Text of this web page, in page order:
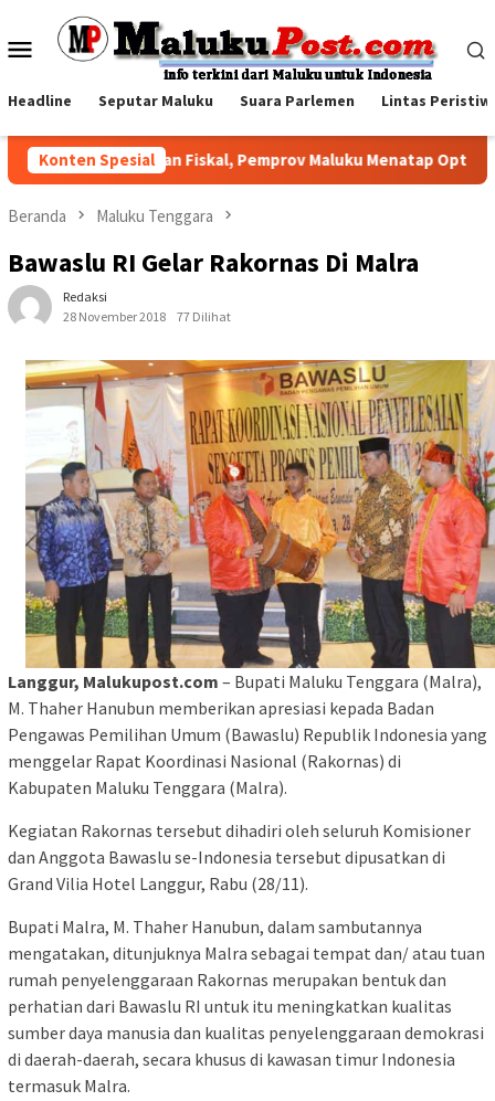
konten
Menu
Headline Seputar Maluku Suara Parlemen Lintas
Konten Spesial
Tekanan Fiskal, Pemprov Maluku Menatap Optimistis
Beranda Maluku Tenggara
Bawaslu RI Gelar Rakornas Di Malra
Redaksi
28 November 2018
77 Dilihat
Langgur, Malukupost.com – Bupati Maluku Tenggara (Malra),
M. Thaher Hanubun memberikan apresiasi kepada Badan
Pengawas Pemilihan Umum (Bawaslu) Republik Indonesia yang
menggelar Rapat Koordinasi Nasional (Rakornas) di
Kabupaten Maluku Tenggara (Malra).
Kegiatan Rakornas tersebut dihadiri oleh seluruh Komisioner
dan Anggota Bawaslu se-Indonesia tersebut dipusatkan di
Grand Vilia Hotel Langgur, Rabu (28/11).
Bupati Malra, M. Thaher Hanubun, dalam sambutannya
mengatakan, ditunjuknya Malra sebagai tempat dan/ atau tuan
rumah penyelenggaraan Rakornas merupakan bentuk dan
perhatian dari Bawaslu RI untuk itu meningkatkan kualitas
sumber daya manusia dan kualitas penyelenggaraan demokrasi
di daerah-daerah, secara khusus di kawasan timur Indonesia
termasuk Malra.